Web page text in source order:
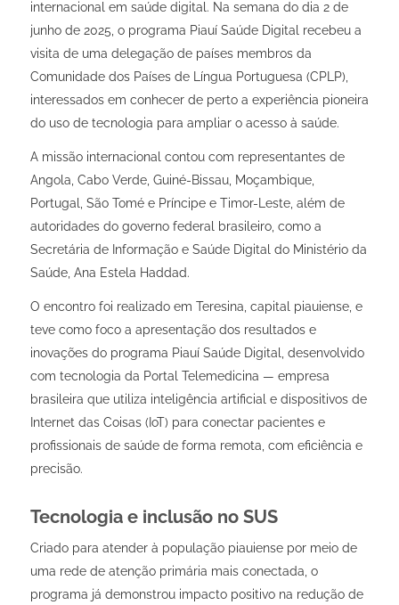
internacional em saúde digital. Na semana do dia 2 de
junho de 2025, o programa Piauí Saúde Digital
recebeu a
visita de uma delegação de países membros da
Comunidade dos Países de Língua Portuguesa (CPLP),
interessados em conhecer de perto a experiência pioneira
do uso de tecnologia para ampliar o acesso à saúde.
A missão internacional contou com representantes de
Angola, Cabo Verde, Guiné-Bissau, Moçambique,
Portugal, São Tomé e Príncipe e Timor-Leste, além de
autoridades do governo federal brasileiro, como a
Secretária de Informação e Saúde Digital do Ministério da
Saúde, Ana Estela Haddad.
O encontro foi realizado em Teresina, capital piauiense, e
teve como foco a apresentação dos resultados e
inovações do programa Piauí Saúde Digital , desenvolvido
com tecnologia da Portal Telemedicina — empresa
brasileira que utiliza inteligência artificial e dispositivos de
Internet das Coisas (IoT) para conectar pacientes e
profissionais de saúde de forma remota, com eficiência e
precisão.
Tecnologia e inclusão no SUS
Criado para atender à população piauiense por meio de
uma rede de atenção primária mais conectada, o
programa já demonstrou impacto positivo na redução de